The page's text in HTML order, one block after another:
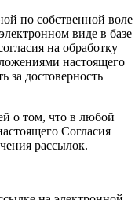
по собственной воле
виде в базе
на обработку
настоящего
за достоверность
о том, что в любой
Согласия
рассылок.